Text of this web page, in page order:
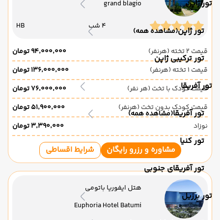
تور ژاپن
تور ژاپن(مشاهده همه)
تور ترکیبی ژاپن
تور آفریقا
تور آفریقا(مشاهده همه)
تور کنیا
تور آفریقای جنوبی
تور برزیل
grand blagio
4 شب HB
قیمت 2 تخته (هرنفر)
۹۴٬۰۰۰٬۰۰۰ تومان
قیمت 1 تخته (هرنفر)
۱۳۶٬۰۰۰٬۰۰۰ تومان
قیمت کودک با تخت (هر نفر)
۷۶٬۰۰۰٬۰۰۰ تومان
قیمت کودک بدون تخت (هرنفر)
۵۱٬۹۰۰٬۰۰۰ تومان
نوزاد
۳٬۳۹۰٬۰۰۰ تومان
مشاوره و رزرو رایگان شرایط اقساطی
هتل ایفوریا باتومی
Euphoria Hotel Batumi